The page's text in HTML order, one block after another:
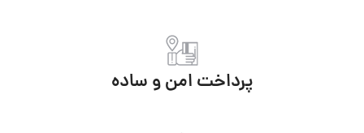
پرداخت امن و ساده